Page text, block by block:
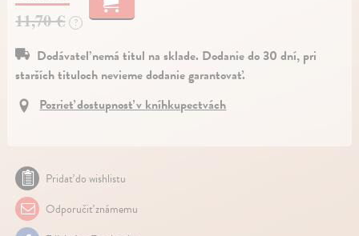
11,70 € ?
Dodávateľ nemá titul na sklade. Dodanie do 30 dní, pri
starších tituloch nevieme dodanie garantovať.
Pozrieť dostupnosť v kníhkupectvách
Pridať do wishlistu
Odporučiť známemu